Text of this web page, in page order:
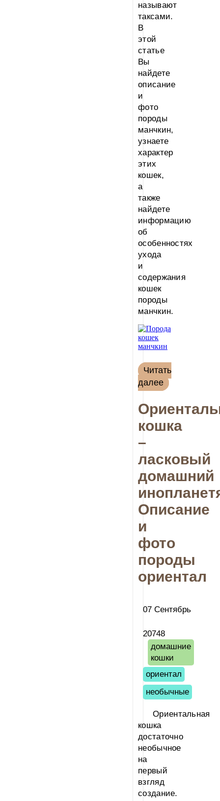
называют
таксами.
В
этой
статье
Вы
найдете
описание
и
фото
породы
манчкин,
узнаете
характер
этих
кошек,
а
также
найдете
информацию
об
особенностях
ухода
и
содержания
кошек
породы
манчкин.
Читать
далее
кошка
–
ласковый
домашний
Описание
и
фото
породы
ориентал
07 Сентябрь
20748
домашние
кошки
ориентал
необычные
Ориентальная
кошка
достаточно
необычное
на
первый
взгляд
создание.